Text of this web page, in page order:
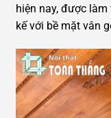
hiện nay, được
kế với bề mặt vân